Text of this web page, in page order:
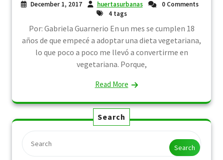
December 1, 2017 huertasurbanas
0 Comments
4 tags
Por: Gabriela Guarnerio En un mes se cumplen 18
años de que empecé a adoptar una dieta vegetariana,
lo que poco a poco me llevó a convertirme en
vegetariana. Porque,
Read More
Search
Search